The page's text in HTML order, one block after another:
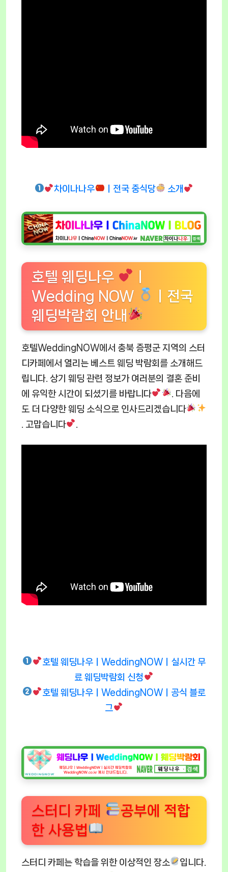
차이나나우 ㅣ전국 중식당 소개
호텔 웨딩나우
Wedding NOW
ㅣ전국
웨딩박람회 안내
호텔WeddingNOW에서 충북 증평군 지역의 스터
디카페에서 열리는 베스트 웨딩 박람회를 소개해드
립니다. 상기 웨딩 관련 정보가 여러분의 결혼 준비
에 유익한 시간이 되셨기를 바랍니다
. 다음에
도 더 다양한 웨딩 소식으로 인사드리겠습니다
. 고맙습니다
호텔 웨딩나우ㅣWeddingNOWㅣ실시간 무
료 웨딩박람회 신청
호텔 웨딩나우ㅣWeddingNOWㅣ공식 블로
그
스터디 카페
공부에 적합
한 사용법
스터디 카페는 학습을 위한 이상적인 장소
입니다.